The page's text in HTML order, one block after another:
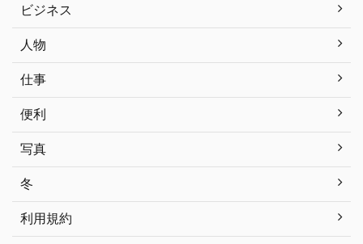
ビジネス
人物
仕事
便利
写真
冬
利用規約